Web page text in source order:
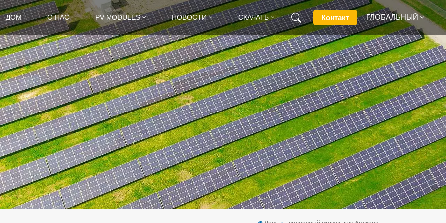
ДОМ О НАС PV MODULES НОВОСТИ СКАЧАТЬ Контакт ГЛОБАЛЬНЫЙ
English
Français
Deutsch
Русский
Italiano
Español